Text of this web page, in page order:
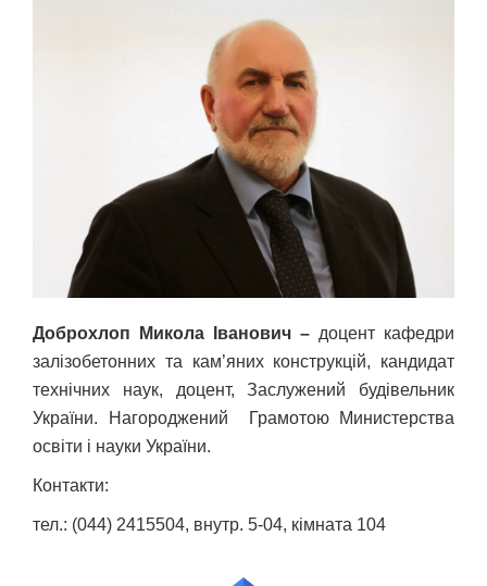
Доброхлоп Микола Іванович – доцент кафедри
залізобетонних та кам’яних конструкцій, кандидат
технічних наук, доцент, Заслужений будівельник
України. Нагороджений Грамотою Министерства
освіти і науки України.
Контакти:
тел.: (044) 2415504, внутр. 5-04, кімната 104